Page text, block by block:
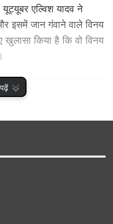
एल्विश यादव ने
इसमें जान गंवाने वाले विनय
किया है कि वो विनय